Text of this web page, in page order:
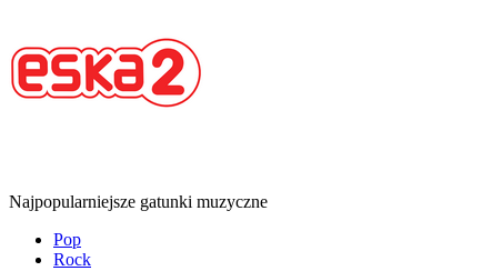
Najpopularniejsze gatunki muzyczne
Pop
Rock